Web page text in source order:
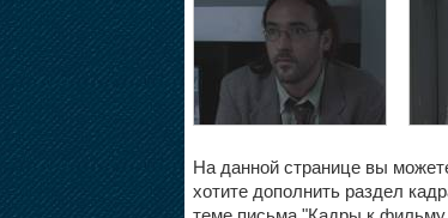
На данной странице вы
хотите дополнить раздел